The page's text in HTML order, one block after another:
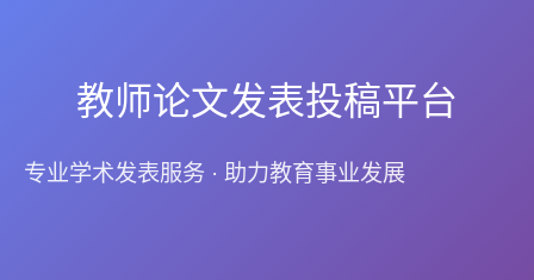
教师论文发表投稿平台
专业学术发表服务 · 助力教育事业发展